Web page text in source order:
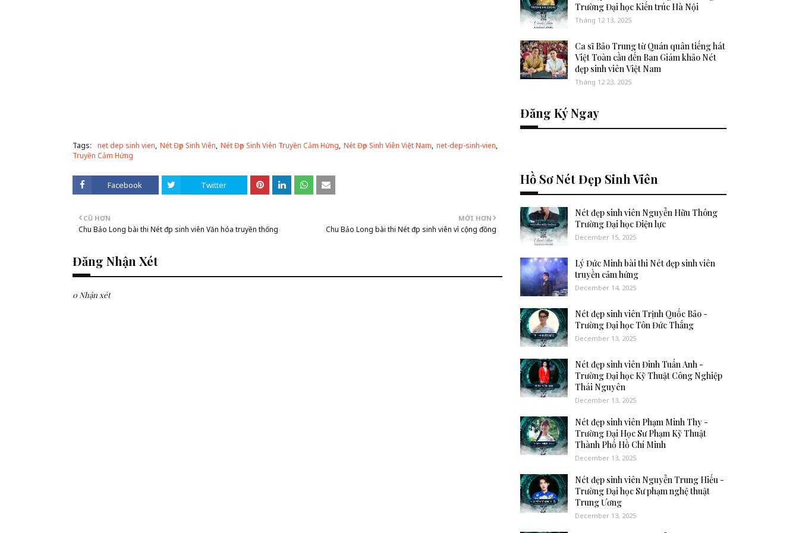
Tags: net dep sinh vien Nét Đẹp Sinh Viên Nét Đẹp Sinh Viên Truyền Cảm Hứng Nét Đẹp Sinh Viên Việt Nam net-dep-sinh-vien
Truyền Cảm Hứng
Facebook Twitter
MỚI HƠN
Chu Bảo Long bài thi Nét đẹp sinh viên vì cộng đồng
CŨ HƠN
Chu Bảo Long bài thi Nét đẹp sinh viên Văn hóa truyền thống
Đăng Nhận Xét
0 Nhận xét
Trường Đại học Kiến trúc Hà Nội
Tháng 12 13, 2025
Ca sĩ Bảo Trung từ Quán quân tiếng hát
Việt Toàn cầu đến Ban Giám khảo Nét
đẹp sinh viên Việt Nam
Tháng 12 23, 2025
Đăng Ký Ngay
Hồ Sơ Nét Đẹp Sinh Viên
Nét đẹp sinh viên Nguyễn Hữu Thông
Trường Đại học Điện lực
December 15, 2025
Lý Đức Minh bài thi Nét đẹp sinh viên
truyền cảm hứng
December 14, 2025
Nét đẹp sinh viên Trịnh Quốc Bảo -
Trường Đại học Tôn Đức Thắng
December 13, 2025
Nét đẹp sinh viên Đinh Tuấn Anh -
Trường Đại học Kỹ Thuật Công Nghiệp
Thái Nguyên
December 13, 2025
Nét đẹp sinh viên Phạm Minh Thy -
Trường Đại Học Sư Phạm Kỹ Thuật
Thành Phố Hồ Chí Minh
December 13, 2025
Nét đẹp sinh viên Nguyễn Trung Hiếu -
Trường Đại học Sư phạm nghệ thuật
Trung Ương
December 13, 2025